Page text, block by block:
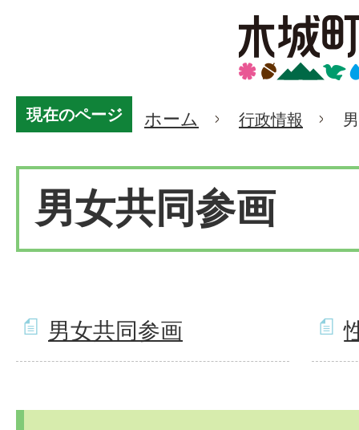
現在のページ ホーム 行政情報
男女共同参画
男女共同参画